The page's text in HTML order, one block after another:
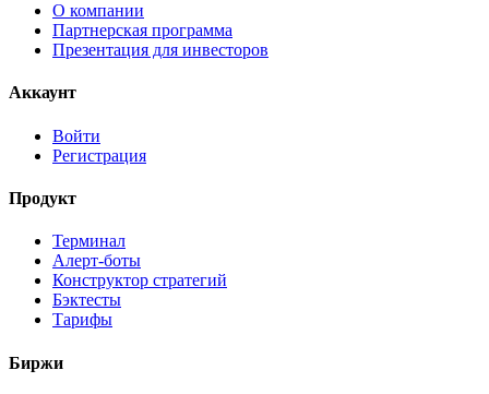
О компании
Партнерская программа
Презентация для инвесторов
Аккаунт
Войти
Регистрация
Продукт
Терминал
Алерт-боты
Конструктор стратегий
Бэктесты
Тарифы
Биржи